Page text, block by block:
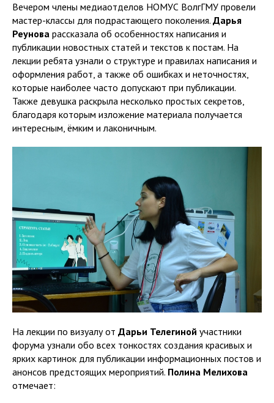
Вечером члены медиаотделов НОМУС ВолгГМУ провели
мастер-классы для подрастающего поколения. Дарья
Реунова рассказала об особенностях написания и
публикации новостных статей и текстов к постам. На
лекции ребята узнали о структуре и правилах написания и
оформления работ, а также об ошибках и неточностях,
которые наиболее часто допускают при публикации.
Также девушка раскрыла несколько простых секретов,
благодаря которым изложение материала получается
интересным, ёмким и лаконичным.
На лекции по визуалу от Дарьи Телегиной участники
форума узнали обо всех тонкостях создания красивых и
ярких картинок для публикации информационных постов и
анонсов предстоящих мероприятий. Полина Мелихова
отмечает: